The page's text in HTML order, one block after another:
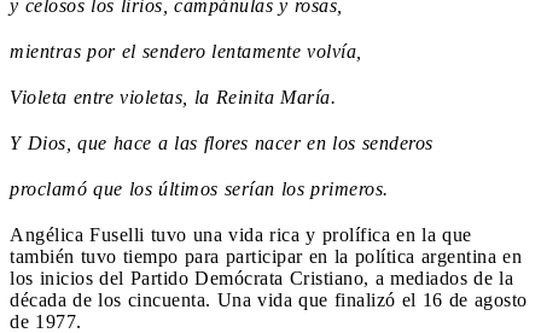
y celosos los lirios, campánulas y rosas,
mientras por el sendero lentamente volvía,
Violeta entre violetas, la Reinita María.
Y Dios, que hace a las flores nacer en los senderos
proclamó que los últimos serían los primeros.
Angélica Fuselli tuvo una vida rica y prolífica en la que
también tuvo tiempo para participar en la política argentina en
los inicios del Partido Demócrata Cristiano, a mediados de la
década de los cincuenta. Una vida que finalizó el 16 de agosto
de 1977.